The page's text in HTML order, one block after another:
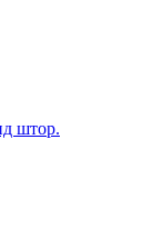
штор.